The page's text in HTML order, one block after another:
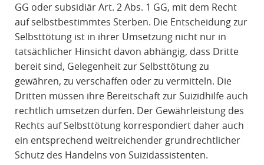
GG oder subsidiär Art. 2 Abs. 1 GG, mit dem Recht
auf selbstbestimmtes Sterben. Die Entscheidung zur
Selbsttötung ist in ihrer Umsetzung nicht nur in
tatsächlicher Hinsicht davon abhängig, dass Dritte
bereit sind, Gelegenheit zur Selbsttötung zu
gewähren, zu verschaffen oder zu vermitteln. Die
Dritten müssen ihre Bereitschaft zur Suizidhilfe auch
rechtlich umsetzen dürfen. Der Gewährleistung des
Rechts auf Selbsttötung korrespondiert daher auch
ein entsprechend weitreichender grundrechtlicher
Schutz des Handelns von Suizidassistenten.